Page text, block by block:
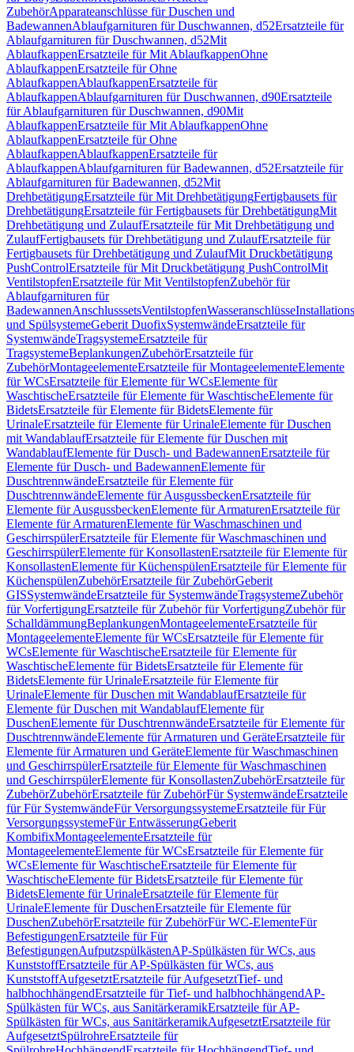
ZubehörApparateanschlüsse für Duschen und
BadewannenAblaufgarnituren für Duschwannen, d52Ersatzteile für
Ablaufgarnituren für Duschwannen, d52Mit
AblaufkappenErsatzteile für Mit AblaufkappenOhne
AblaufkappenErsatzteile für Ohne
AblaufkappenAblaufkappenErsatzteile für
AblaufkappenAblaufgarnituren für Duschwannen, d90Ersatzteile
für Ablaufgarnituren für Duschwannen, d90Mit
AblaufkappenErsatzteile für Mit AblaufkappenOhne
AblaufkappenErsatzteile für Ohne
AblaufkappenAblaufkappenErsatzteile für
AblaufkappenAblaufgarnituren für Badewannen, d52Ersatzteile für
Ablaufgarnituren für Badewannen, d52Mit
DrehbetätigungErsatzteile für Mit DrehbetätigungFertigbausets für
DrehbetätigungErsatzteile für Fertigbausets für DrehbetätigungMit
Drehbetätigung und ZulaufErsatzteile für Mit Drehbetätigung und
ZulaufFertigbausets für Drehbetätigung und ZulaufErsatzteile für
Fertigbausets für Drehbetätigung und ZulaufMit Druckbetätigung
PushControlErsatzteile für Mit Druckbetätigung PushControlMit
VentilstopfenErsatzteile für Mit VentilstopfenZubehör für
Ablaufgarnituren für
BadewannenAnschlusssetsVentilstopfenWasseranschlüsse
und SpülsystemeGeberit DuofixSystemwändeErsatzteile für
SystemwändeTragsystemeErsatzteile für
TragsystemeBeplankungenZubehörErsatzteile für
ZubehörMontageelementeErsatzteile für MontageelementeElemente
für WCsErsatzteile für Elemente für WCsElemente für
WaschtischeErsatzteile für Elemente für WaschtischeElemente für
BidetsErsatzteile für Elemente für BidetsElemente für
UrinaleErsatzteile für Elemente für UrinaleElemente für Duschen
mit WandablaufErsatzteile für Elemente für Duschen mit
WandablaufElemente für Dusch- und BadewannenErsatzteile für
Elemente für Dusch- und BadewannenElemente für
DuschtrennwändeErsatzteile für Elemente für
DuschtrennwändeElemente für AusgussbeckenErsatzteile für
Elemente für AusgussbeckenElemente für ArmaturenErsatzteile für
Elemente für ArmaturenElemente für Waschmaschinen und
GeschirrspülerErsatzteile für Elemente für Waschmaschinen und
GeschirrspülerElemente für KonsollastenErsatzteile für Elemente für
KonsollastenElemente für KüchenspülenErsatzteile für Elemente für
KüchenspülenZubehörErsatzteile für ZubehörGeberit
GISSystemwändeErsatzteile für SystemwändeTragsystemeZubehör
für VorfertigungErsatzteile für Zubehör für VorfertigungZubehör für
SchalldämmungBeplankungenMontageelementeErsatzteile für
MontageelementeElemente für WCsErsatzteile für Elemente für
WCsElemente für WaschtischeErsatzteile für Elemente für
WaschtischeElemente für BidetsErsatzteile für Elemente für
BidetsElemente für UrinaleErsatzteile für Elemente für
UrinaleElemente für Duschen mit WandablaufErsatzteile für
Elemente für Duschen mit WandablaufElemente für
DuschenElemente für DuschtrennwändeErsatzteile für Elemente für
DuschtrennwändeElemente für Armaturen und GeräteErsatzteile für
Elemente für Armaturen und GeräteElemente für Waschmaschinen
und GeschirrspülerErsatzteile für Elemente für Waschmaschinen
und GeschirrspülerElemente für KonsollastenZubehörErsatzteile für
ZubehörZubehörErsatzteile für ZubehörFür SystemwändeErsatzteile
für Für SystemwändeFür VersorgungssystemeErsatzteile für Für
VersorgungssystemeFür EntwässerungGeberit
KombifixMontageelementeErsatzteile für
MontageelementeElemente für WCsErsatzteile für Elemente für
WCsElemente für WaschtischeErsatzteile für Elemente für
WaschtischeElemente für BidetsErsatzteile für Elemente für
BidetsElemente für UrinaleErsatzteile für Elemente für
UrinaleElemente für DuschenErsatzteile für Elemente für
DuschenZubehörErsatzteile für ZubehörFür WC-ElementeFür
BefestigungenErsatzteile für Für
BefestigungenAufputzspülkästenAP-Spülkästen für WCs, aus
KunststoffErsatzteile für AP-Spülkästen für WCs, aus
KunststoffAufgesetztErsatzteile für AufgesetztTief- und
halbhochhängendErsatzteile für Tief- und halbhochhängendAP-
Spülkästen für WCs, aus SanitärkeramikErsatzteile für AP-
Spülkästen für WCs, aus SanitärkeramikAufgesetztErsatzteile für
AufgesetztSpülrohreErsatzteile für